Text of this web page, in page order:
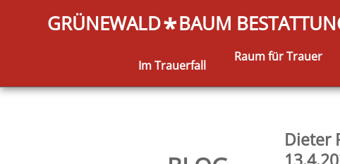
GRÜNEWALD*BAUM
Im Trauerfall
Raum für Trauer
Dieter